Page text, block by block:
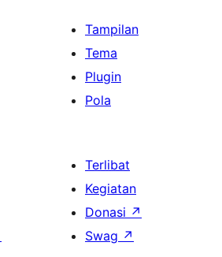
Tampilan
Tema
Plugin
Pola
Terlibat
Kegiatan
Donasi ↗
Swag ↗